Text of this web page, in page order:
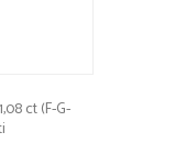
ct (F-G-